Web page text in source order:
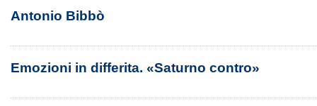
Antonio Bibbò
Emozioni in differita. «Saturno contro»